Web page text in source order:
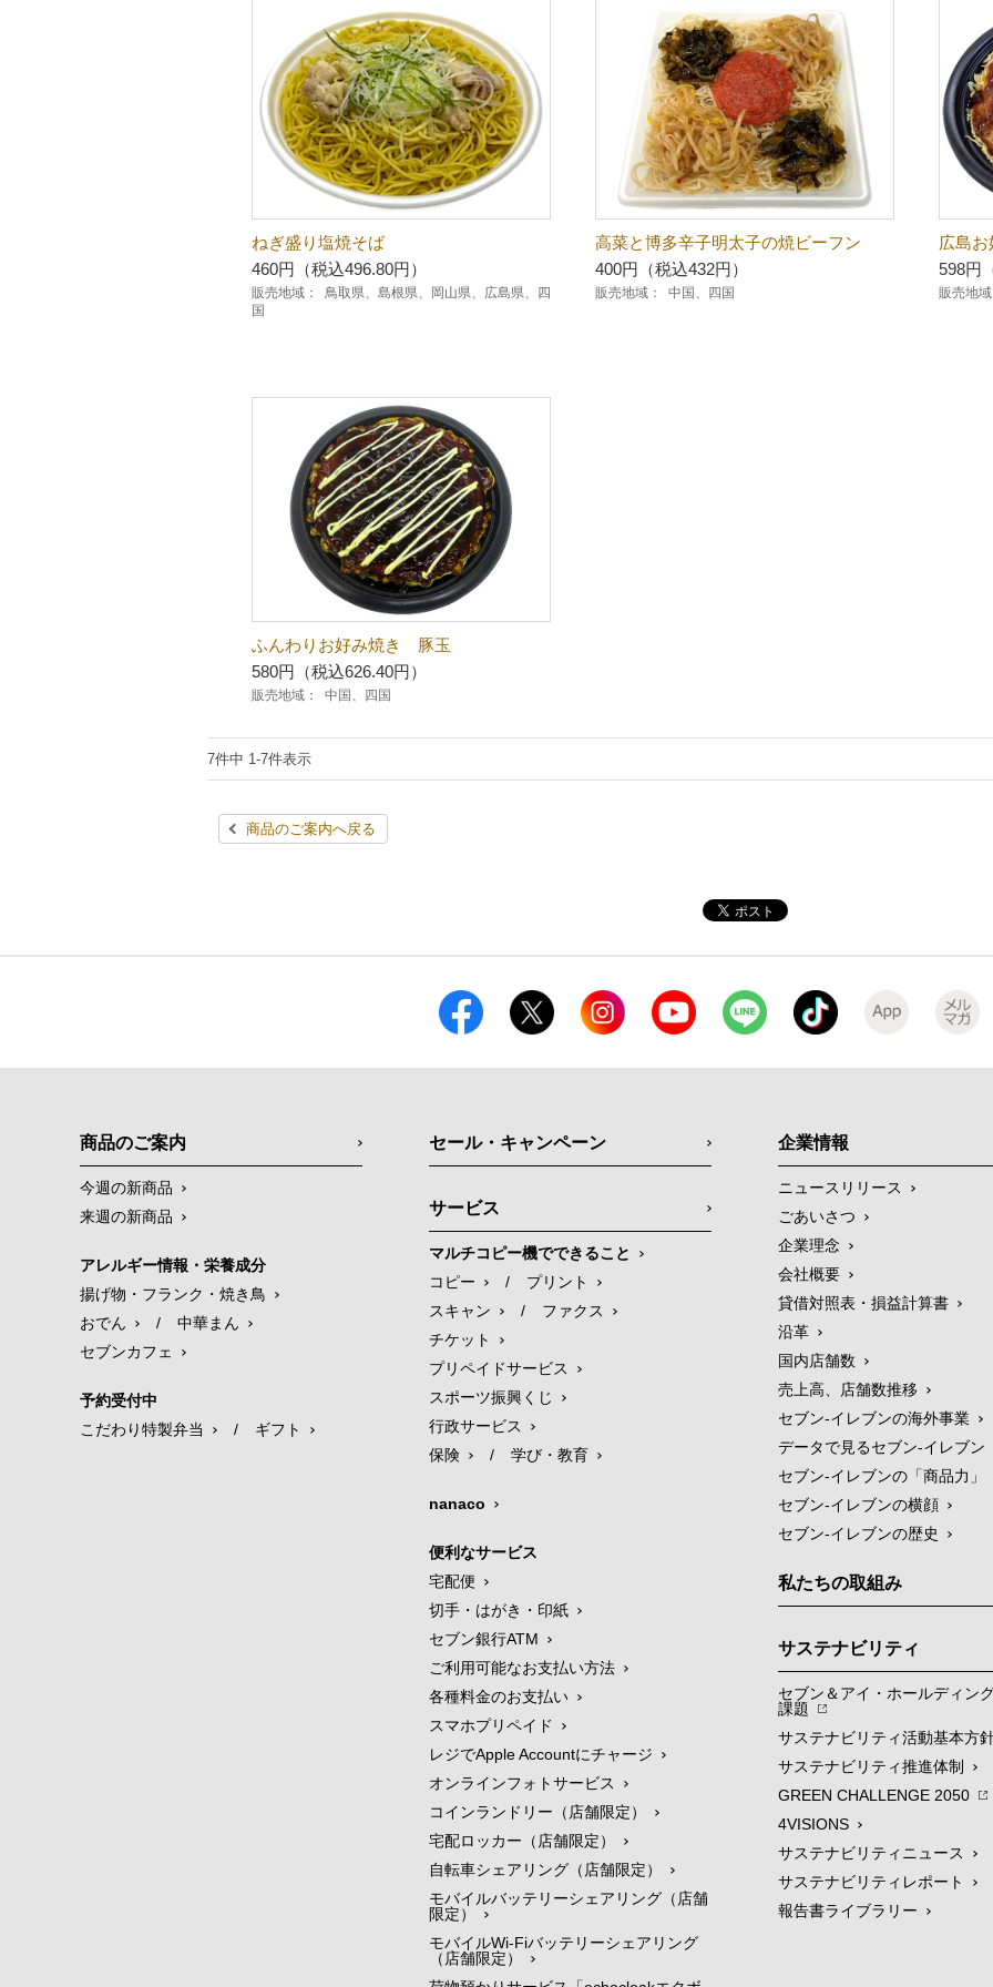
ねぎ盛り塩焼そば
460円（税込496.80円）
販売地域：
鳥取県、島根県、岡山県、広島県、四
国
高菜と博多辛子明太子の焼ビーフン
400円（税込432円）
販売地域： 中国、四国
広島
598円
販売地域
ふんわりお好み焼き 豚玉
580円（税込626.40円）
販売地域： 中国、四国
7件中 1-7件表示
商品のご案内へ戻る
商品のご案内
今週の新商品
来週の新商品
アレルギー情報・栄養成分
揚げ物・フランク・焼き鳥
おでん
/
中華まん
セブンカフェ
予約受付中
こだわり特製弁当
/ ギフト
セール・キャンペーン
サービス
マルチコピー機でできること
コピー
/
プリント
スキャン
/
ファクス
チケット
プリペイドサービス
スポーツ振興くじ
行政サービス
保険
/ 学び・教育
nanaco
便利なサービス
宅配便
切手・はがき・印紙
セブン銀行ATM
ご利用可能なお支払い方法
各種料金のお支払い
スマホプリペイド
レジでApple Accountにチャージ
オンラインフォトサービス
コインランドリー（店舗限定）
宅配ロッカー（店舗限定）
自転車シェアリング（店舗限定）
モバイルバッテリーシェアリング（店舗
限定）
モバイルWi-Fiバッテリーシェアリング
（店舗限定）
企業情報
ニュースリリース
ごあいさつ
企業理念
会社概要
貸借対照表・損益計算書
沿革
国内店舗数
売上高、店舗数推移
セブン‐イレブンの海外事業
データで見るセブン‐イレブン
セブン‐イレブンの「商品力」
セブン-イレブンの横顔
セブン-イレブンの歴史
私たちの取組み
サステナビリティ
セブン＆アイ・ホールディン
課題
サステナビリティ活動基本方
サステナビリティ推進体制
GREEN CHALLENGE 2050
4VISIONS
サステナビリティニュース
サステナビリティレポート
報告書ライブラリー